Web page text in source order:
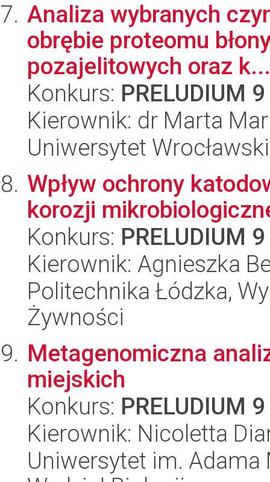
Analiza wybranych
obrębie proteomu
pozajelitowych oraz k...
Konkurs: PRELUDIUM 9
Kierownik: dr Marta
Uniwersytet
Wpływ ochrony
korozji
Konkurs: PRELUDIUM 9
Kierownik: Agnieszka
Politechnika Łódzka,
Żywności
Metagenomiczna
miejskich
Konkurs: PRELUDIUM 9
Kierownik: Nicoletta
Uniwersytet im.